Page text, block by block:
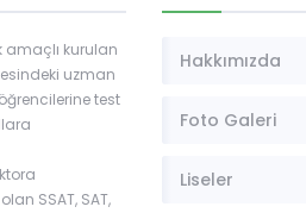
amaçlı kurulan
uzman
test
SSAT, SAT,
Hakkımızda
Foto Galeri
Liseler